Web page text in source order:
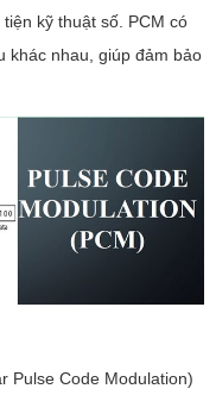
kỹ thuật số. PCM có
khác nhau, giúp đảm bảo
Pulse Code Modulation)